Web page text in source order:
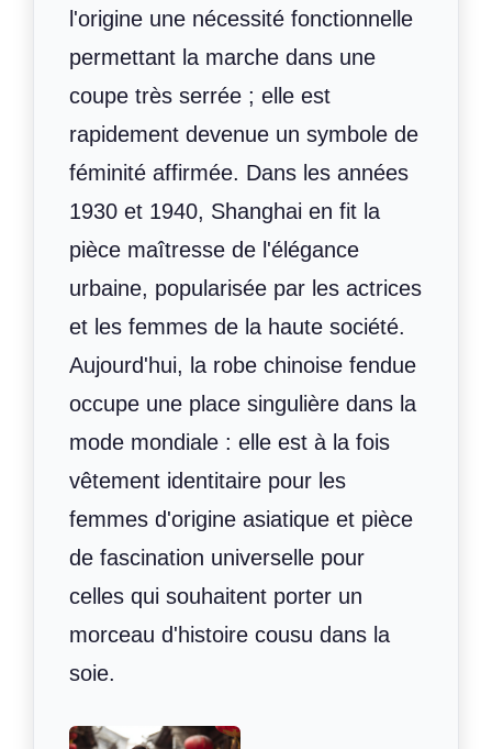
l'origine une nécessité fonctionnelle
permettant la marche dans une
coupe très serrée ; elle est
rapidement devenue un symbole de
féminité affirmée. Dans les années
1930 et 1940, Shanghai en fit la
pièce maîtresse de l'élégance
urbaine, popularisée par les actrices
et les femmes de la haute société.
Aujourd'hui, la robe chinoise fendue
occupe une place singulière dans la
mode mondiale : elle est à la fois
vêtement identitaire pour les
femmes d'origine asiatique et pièce
de fascination universelle pour
celles qui souhaitent porter un
morceau d'histoire cousu dans la
soie.